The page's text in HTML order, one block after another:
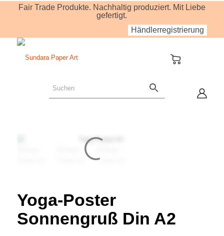
Fair Trade Produkte. Nachhaltig produziert. Mit Liebe
gefertigt.
Händlerregistrierung
Yoga-Poster
Sonnengruß Din A2